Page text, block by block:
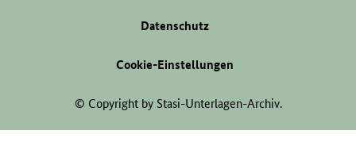
Datenschutz
Cookie-Einstellungen
© Copyright by Stasi-Unterlagen-Archiv.